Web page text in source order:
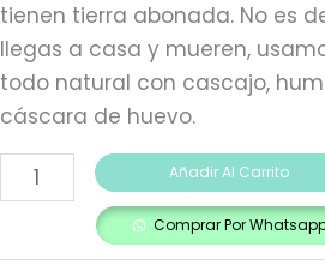
tienen tierra abonada. No es
llegas a casa y mueren,
todo natural con cascajo,
cáscara de huevo.
Añadir Al Carrito
Comprar Por